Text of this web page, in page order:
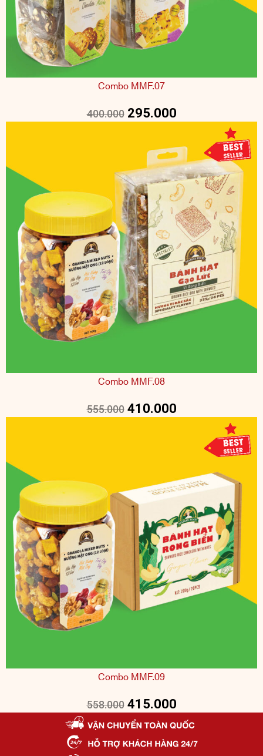
Combo MMF.07
400.000 295.000
Combo MMF.08
555.000 410.000
Combo MMF.09
558.000 415.000